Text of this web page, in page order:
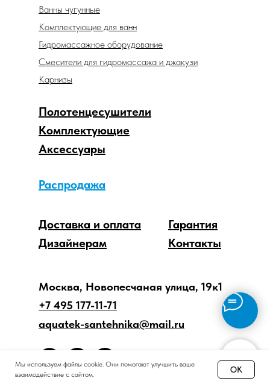
Мы используем файлы cookie. Они помогают улучшить ваше
взаимодействие с сайтом.
OK
Аксессуары
Распродажа
Комплектующие
Дизайнерам
Доставка и оплата
Гарантия
Контакты
Ванны чугунные
Комплектующие для ванн
Гидромассажное оборудование
Смесители для гидромассажа и джакузи
Карнизы
Полотенцесушители
Москва, Новопесчаная улица, 19к1
+7 495 177-11-71
aquatek-santehnika@mail.ru